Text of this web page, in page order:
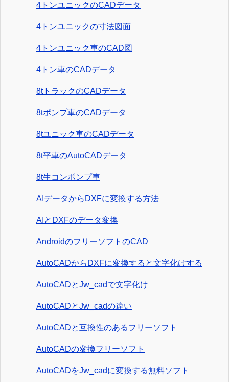
4トンユニックのCADデータ
4トンユニックの寸法図面
4トンユニック車のCAD図
4トン車のCADデータ
8tトラックのCADデータ
8tポンプ車のCADデータ
8tユニック車のCADデータ
8t平車のAutoCADデータ
8t生コンポンプ車
AIデータからDXFに変換する方法
AIとDXFのデータ変換
AndroidのフリーソフトのCAD
AutoCADからDXFに変換すると文字化けする
AutoCADとJw_cadで文字化け
AutoCADとJw_cadの違い
AutoCADと互換性のあるフリーソフト
AutoCADの変換フリーソフト
AutoCADをJw_cadに変換する無料ソフト